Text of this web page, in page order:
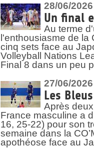
28/06/2026
Un final
Au terme
l'enthousiasme de
cinq sets face au
Volleyball Nations
Final 8 dans un peu
27/06/2026
Les
Après
France masculine a
16, 25-22) pour son
semaine dans la
apothéose face au